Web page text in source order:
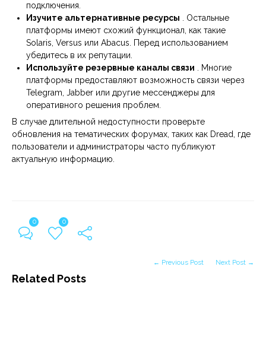
подключения.
Изучите альтернативные ресурсы . Остальные
платформы имеют схожий функционал, как такие
Solaris, Versus или Abacus. Перед использованием
убедитесь в их репутации.
Используйте резервные каналы связи . Многие
платформы предоставляют возможность связи через
Telegram, Jabber или другие мессенджеры для
оперативного решения проблем.
В случае длительной недоступности проверьте
обновления на тематических форумах, таких как Dread, где
пользователи и администраторы часто публикуют
актуальную информацию.
0 0
Related Posts
← Previous Post Next Post →